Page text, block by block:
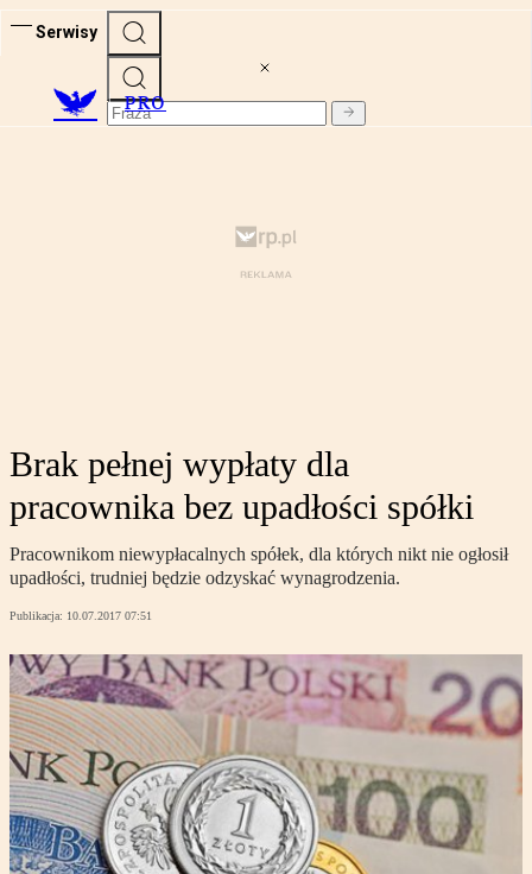
Serwisy
PRO
Brak pełnej wypłaty dla
pracownika bez upadłości spółki
Pracownikom niewypłacalnych spółek, dla których nikt nie ogłosił
upadłości, trudniej będzie odzyskać wynagrodzenia.
Publikacja: 10.07.2017 07:51